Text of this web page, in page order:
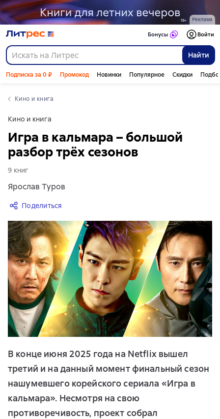
Реклама
Найти
Бонусы Войти
Подписка за 0 ₽ Промокод Новинки Популярное Скидки
Кино и книга
Кино и книга
Игра в кальмара – большой
разбор трёх сезонов
9 книг
Ярослав Туров
Поделиться
В конце июня 2025 года на Netflix вышел
третий и на данный момент финальный сезон
нашумевшего корейского сериала «Игра в
кальмара». Несмотря на свою
противоречивость, проект собрал